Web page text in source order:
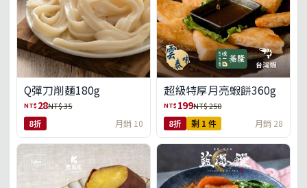
Q彈刀削麵180g
NT$ 28NT$ 35
8折 月銷 10
超級特厚月亮蝦餅360g
NT$ 199NT$ 250
8折 剩 1 件 月銷 28